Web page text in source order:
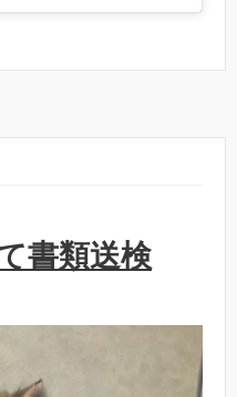
書類送検